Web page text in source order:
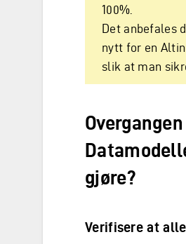
100%.
Det anbefales
nytt for en
slik at man
gjøre?
Verifisere at